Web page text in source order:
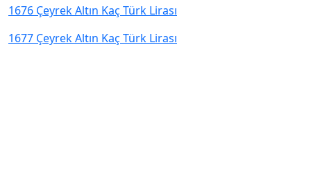
1676 Çeyrek Altın Kaç Türk Lirası
1677 Çeyrek Altın Kaç Türk Lirası